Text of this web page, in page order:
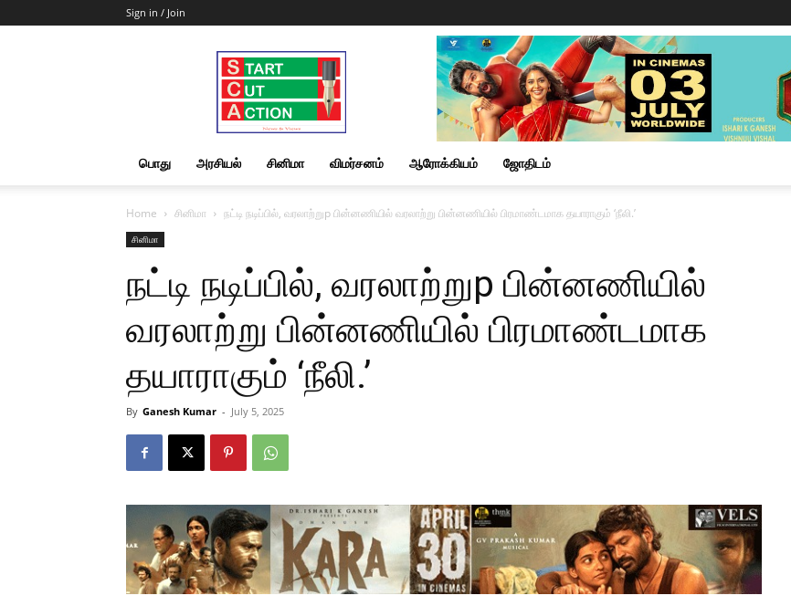
Sign in / Join
Start
Cut
Action
|
News
&
பொது அரசியல் சினிமா விமர்சனம் ஆரோக்கியம் ஜோதிடம்
Home சினிமா நட்டி நடிப்பில், வரலாற்றுp பின்னணியில் வரலாற்று பின்னணியில் பிரமாண்டமாக தயாராகும் ‘நீலி.’
சினிமா
நட்டி நடிப்பில், வரலாற்றுp பின்னணியில்
வரலாற்று பின்னணியில் பிரமாண்டமாக
தயாராகும் ‘நீலி.’
By Ganesh Kumar - July 5, 2025